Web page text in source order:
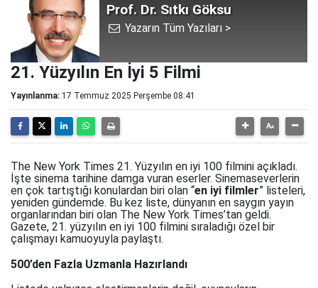
Prof. Dr. Sıtkı Göksu
Yazarın Tüm Yazıları >
21. Yüzyılın En İyi 5 Filmi
Yayınlanma: 17 Temmuz 2025 Perşembe 08:41
The New York Times 21. Yüzyılın en iyi 100 filmini açıkladı.
İşte sinema tarihine damga vuran eserler. Sinemaseverlerin
en çok tartıştığı konulardan biri olan “en iyi filmler” listeleri,
yeniden gündemde. Bu kez liste, dünyanın en saygın yayın
organlarından biri olan The New York Times’tan geldi.
Gazete, 21. yüzyılın en iyi 100 filmini sıraladığı özel bir
çalışmayı kamuoyuyla paylaştı.
500’den Fazla Uzmanla Hazırlandı